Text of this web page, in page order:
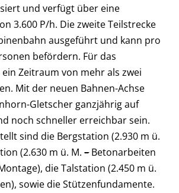
und verfügt über eine
3.600 P/h. Die zweite Teilstrecke
ausgeführt und kann pro
befördern. Für das
Zeitraum von mehr als zwei
Mit der neuen Bahnen-Achse
Gletscher ganzjährig auf
noch schneller erreichbar sein.
sind die Bergstation (2.930 m ü.
(2.630 m ü. M.–Betonarbeiten
die Talstation (2.450 m ü.
sowie die Stützenfundamente.